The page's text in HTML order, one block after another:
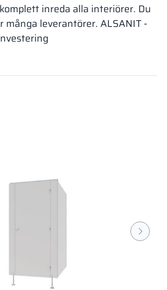
inreda alla interiörer. Du
leverantörer. ALSANIT -